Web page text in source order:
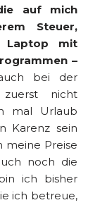
auf mich
Steuer,
Laptop mit
–
bei der
zuerst nicht
mal Urlaub
Karenz sein
meine Preise
noch die
ich bisher
ich betreue,